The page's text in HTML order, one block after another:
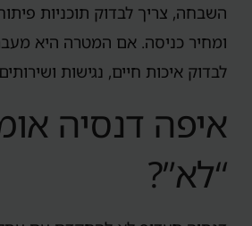
השבחה, צריך לבדוק תוכניות
ומחיר כניסה. אם המטרה היא
לבדוק איכות חיים, נגישות ושירותים
איפה דנסיה
“לא”?